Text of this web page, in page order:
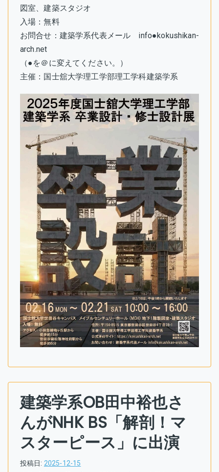
図室、建築スタジオ
入場：無料
お問合せ：建築学系代表メール info●kokushikan-
arch.net
（●を＠に変えてください。）
主催：国士舘大学理工学部理工学科建築学系
建築学系OB田中裕也さ
んがNHK BS「解剖！マ
スターピース」に出演
投稿日: 2025-12-15